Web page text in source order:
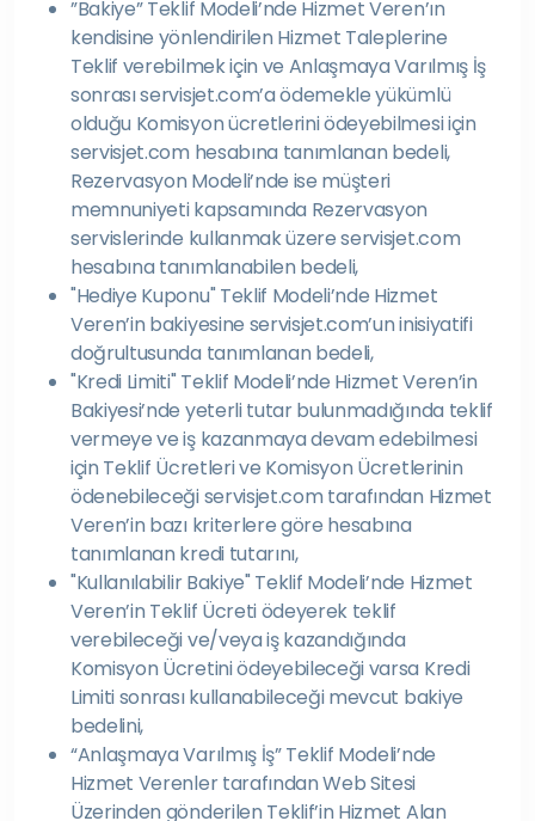
”Bakiye” Teklif Modeli’nde Hizmet Veren’ın
kendisine yönlendirilen Hizmet Taleplerine
Teklif verebilmek için ve Anlaşmaya Varılmış İş
sonrası servisjet.com’a ödemekle yükümlü
olduğu Komisyon ücretlerini ödeyebilmesi için
servisjet.com hesabına tanımlanan bedeli,
Rezervasyon Modeli’nde ise müşteri
memnuniyeti kapsamında Rezervasyon
servislerinde kullanmak üzere servisjet.com
hesabına tanımlanabilen bedeli,
"Hediye Kuponu" Teklif Modeli’nde Hizmet
Veren’in bakiyesine servisjet.com’un inisiyatifi
doğrultusunda tanımlanan bedeli,
"Kredi Limiti" Teklif Modeli’nde Hizmet Veren’in
Bakiyesi’nde yeterli tutar bulunmadığında teklif
vermeye ve iş kazanmaya devam edebilmesi
için Teklif Ücretleri ve Komisyon Ücretlerinin
ödenebileceği servisjet.com tarafından Hizmet
Veren’in bazı kriterlere göre hesabına
tanımlanan kredi tutarını,
"Kullanılabilir Bakiye" Teklif Modeli’nde Hizmet
Veren’in Teklif Ücreti ödeyerek teklif
verebileceği ve/veya iş kazandığında
Komisyon Ücretini ödeyebileceği varsa Kredi
Limiti sonrası kullanabileceği mevcut bakiye
bedelini,
“Anlaşmaya Varılmış İş” Teklif Modeli’nde
Hizmet Verenler tarafından Web Sitesi
Üzerinden gönderilen Teklif’in Hizmet Alan